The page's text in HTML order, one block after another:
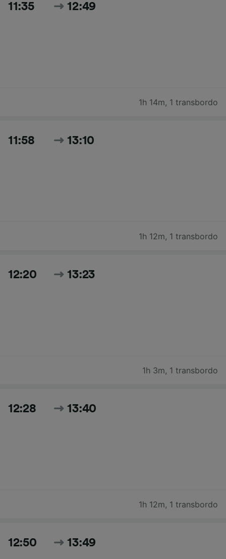
11:35 12:49
1h 14m, 1 transbordo
11:58 13:10
1h 12m, 1 transbordo
12:20 13:23
1h 3m, 1 transbordo
12:28 13:40
1h 12m, 1 transbordo
12:50 13:49